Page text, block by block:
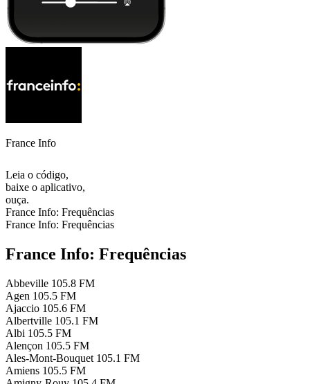
France Info
Leia o código,
baixe o aplicativo,
ouça.
France Info: Frequências
France Info: Frequências
France Info: Frequências
Abbeville 105.8 FM
Agen 105.5 FM
Ajaccio 105.6 FM
Albertville 105.1 FM
Albi 105.5 FM
Alençon 105.5 FM
Ales-Mont-Bouquet 105.1 FM
Amiens 105.5 FM